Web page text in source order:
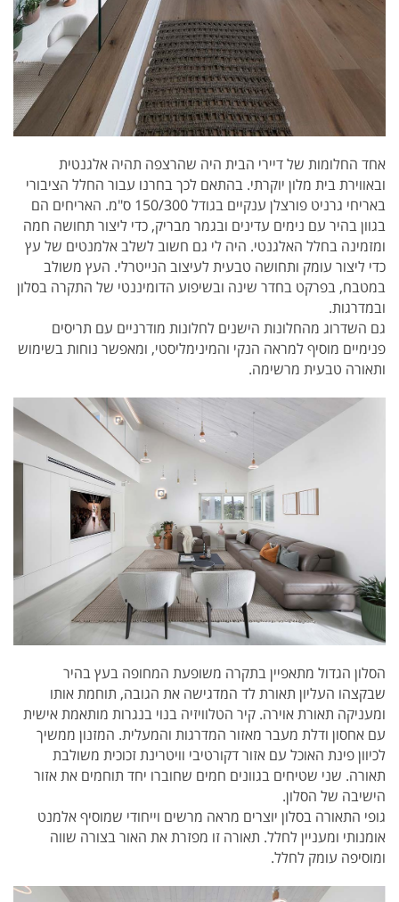
אחד החלומות של דיירי הבית היה שהרצפה תהיה אלגנטית
ובאווירת בית מלון יוקרתי. בהתאם לכך בחרנו עבור החלל הציבורי
באריחי גרניט פורצלן ענקיים בגודל 150/300 ס"מ. האריחים הם
בגוון בהיר עם נימים עדינים ובגמר מבריק, כדי ליצור תחושה חמה
ומזמינה בחלל האלגנטי. היה לי גם חשוב לשלב אלמנטים של עץ
כדי ליצור עומק ותחושה טבעית לעיצוב הנייטרלי. העץ משולב
במטבח, בפרקט בחדר שינה ובשיפוע הדומיננטי של התקרה בסלון
ובמדרגות.
גם השדרוג מהחלונות הישנים לחלונות מודרניים עם תריסים
פנימיים מוסיף למראה הנקי והמינימליסטי, ומאפשר נוחות בשימוש
ותאורה טבעית מרשימה.
הסלון הגדול מתאפיין בתקרה משופעת המחופה בעץ בהיר
שבקצהו העליון תאורת לד המדגישה את הגובה, תוחמת אותו
ומעניקה תאורת אוירה. קיר הטלוויזיה בנוי בנגרות מותאמת אישית
עם אחסון ודלת מעבר מאזור המדרגות והמעלית. המזנון ממשיך
לכיוון פינת האוכל עם אזור דקורטיבי וויטרינת זכוכית משולבת
תאורה. שני שטיחים בגוונים חמים שחוברו יחד תוחמים את אזור
הישיבה של הסלון.
גופי התאורה בסלון יוצרים מראה מרשים וייחודי שמוסיף אלמנט
אומנותי ומעניין לחלל. תאורה זו מפזרת את האור בצורה שווה
ומוסיפה עומק לחלל.